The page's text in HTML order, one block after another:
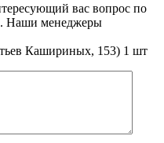
вас вопрос по
Наши менеджеры
Кашириных, 153) 1 шт